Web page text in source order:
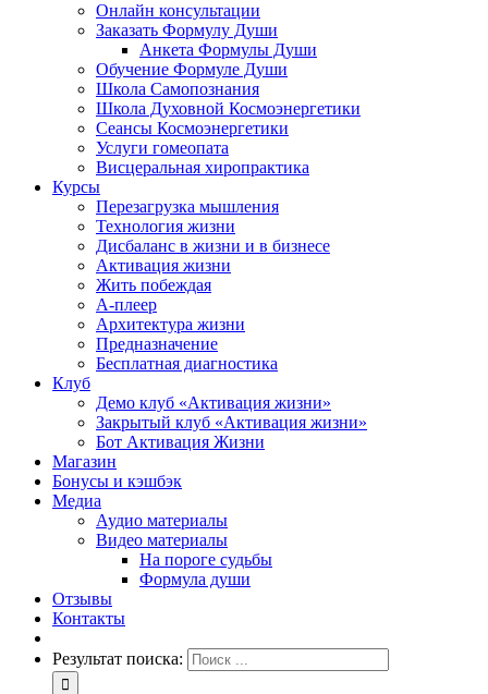
Онлайн консультации
Заказать Формулу Души
Анкета Формулы Души
Обучение Формуле Души
Школа Самопознания
Школа Духовной Космоэнергетики
Сеансы Космоэнергетики
Услуги гомеопата
Висцеральная хиропрактика
Курсы
Перезагрузка мышления
Технология жизни
Дисбаланс в жизни и в бизнесе
Активация жизни
Жить побеждая
А-плеер
Архитектура жизни
Предназначение
Бесплатная диагностика
Клуб
Демо клуб «Активация жизни»
Закрытый клуб «Активация жизни»
Бот Активация Жизни
Магазин
Бонусы и кэшбэк
Медиа
Аудио материалы
Видео материалы
На пороге судьбы
Формула души
Отзывы
Контакты
Результат поиска: